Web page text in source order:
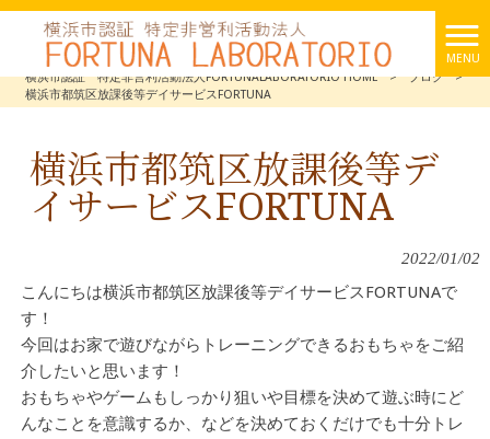
MENU
横浜市認証 特定非営利活動法人FORTUNALABORATORIO HOME
> ブログ
>
横浜市都筑区放課後等デイサービスFORTUNA
横浜市都筑区放課後等デ
イサービスFORTUNA
2022/01/02
こんにちは横浜市都筑区放課後等デイサービスFORTUNAで
す！
今回はお家で遊びながらトレーニングできるおもちゃをご紹
介したいと思います！
おもちゃやゲームもしっかり狙いや目標を決めて遊ぶ時にど
んなことを意識するか、などを決めておくだけでも十分トレ